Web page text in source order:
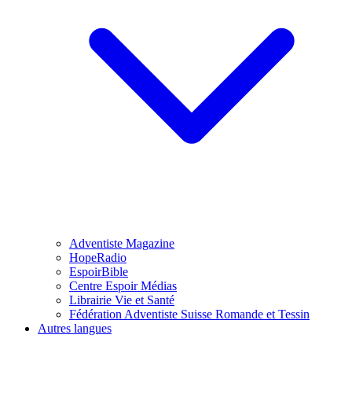
Adventiste Magazine
HopeRadio
EspoirBible
Centre Espoir Médias
Librairie Vie et Santé
Fédération Adventiste Suisse Romande et Tessin
Autres langues